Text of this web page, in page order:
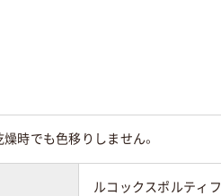
時でも色移りしません。
ルコックスポルティフ